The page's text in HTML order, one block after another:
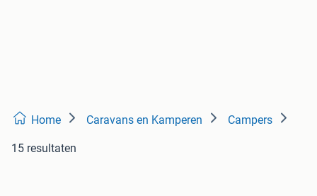
Home Caravans en Kamperen Campers
15 resultaten